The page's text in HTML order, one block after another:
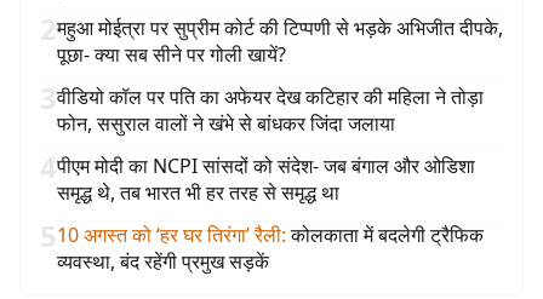
2महुआ मोईत्रा पर सुप्रीम कोर्ट की टिप्पणी से भड़के अभिजीत दीपके,
पूछा- क्या सब सीने पर गोली खायें?
3वीडियो कॉल पर पति का अफेयर देख कटिहार की महिला ने तोड़ा
फोन, ससुराल वालों ने खंभे से बांधकर जिंदा जलाया
4पीएम मोदी का NCPI सांसदों को संदेश- जब बंगाल और ओडिशा
समृद्ध थे, तब भारत भी हर तरह से समृद्ध था
510 अगस्त को ‘हर घर तिरंगा’ रैली: कोलकाता में बदलेगी ट्रैफिक
व्यवस्था, बंद रहेंगी प्रमुख सड़कें